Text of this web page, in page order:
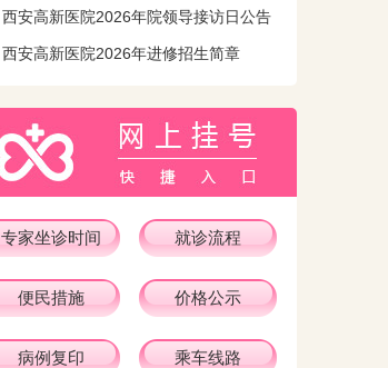
知！
西安高新医院2026年院领导接访日公告
西安高新医院2026年进修招生简章
专家坐诊时间 就诊流程
便民措施 价格公示
病例复印 乘车线路